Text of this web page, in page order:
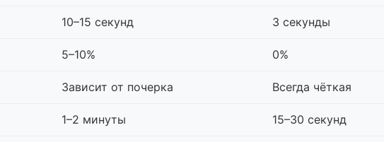
10–15 секунд 3 секунды
5–10% 0%
Зависит от почерка Всегда чёткая
1–2 минуты 15–30 секунд